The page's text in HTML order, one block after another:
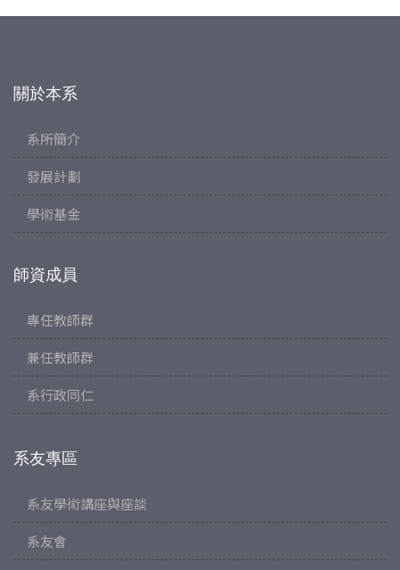
關於本系
系所簡介
發展計劃
學術基金
師資成員
專任教師群
兼任教師群
系行政同仁
系友專區
系友學術講座與座談
系友會